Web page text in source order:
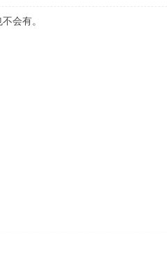
会有。